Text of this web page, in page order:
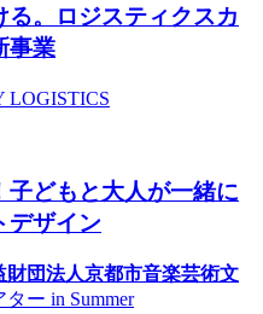
。ロジスティクスカ
事業
LOGISTICS
どもと大人が一緒に
デザイン
財団法人京都市音楽芸術文
ー in Summer